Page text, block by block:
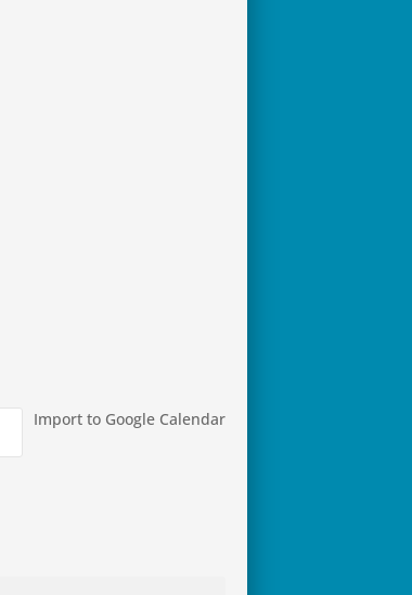
Import to Google Calendar